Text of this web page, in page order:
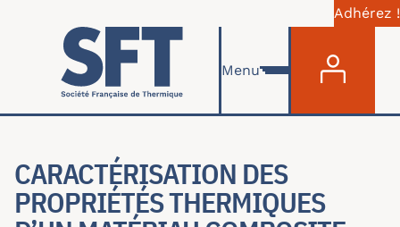
Skip to main content
Adhérez !
Menu
CARACTÉRISATION DES
PROPRIÉTÉS THERMIQUES